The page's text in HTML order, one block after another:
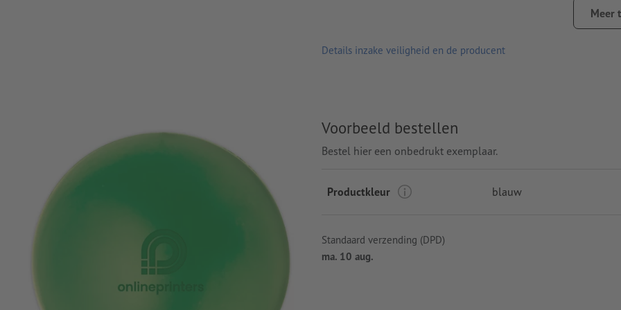
Meer
Details inzake veiligheid en de producent
Voorbeeld bestellen
Bestel hier een onbedrukt exemplaar.
Productkleur blauw
Standaard verzending (DPD)
ma. 10 aug.